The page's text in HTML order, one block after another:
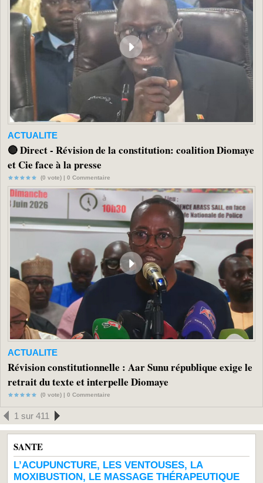
ACTUALITE
🔴 Direct - Révision de la constitution: coalition Diomaye
et Cie face à la presse
(0 vote) | 0 Commentaire
ACTUALITE
Révision constitutionnelle : Aar Sunu république exige le
retrait du texte et interpelle Diomaye
(0 vote) | 0 Commentaire
1 sur 411
SANTE
L’ACUPUNCTURE, LES VENTOUSES, LA
MOXIBUSTION, LE MASSAGE THÉRAPEUTIQUE